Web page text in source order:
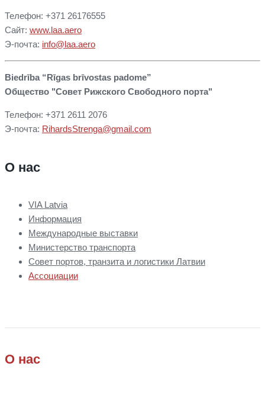
Телефон: +371 26176555
Сайт: www.laa.aero
Э-почта: info@laa.aero
Biedrība “Rīgas brīvostas padome”
Общество "Совет Рижского Свободного порта"
Телефон: +371 2611 2076
Э-почта: RihardsStrenga@gmail.com
О нас
VIA Latvia
Информация
Международные выставки
Министерство транспорта
Совет портов, транзита и логистики Латвии
Ассоциации
О нас